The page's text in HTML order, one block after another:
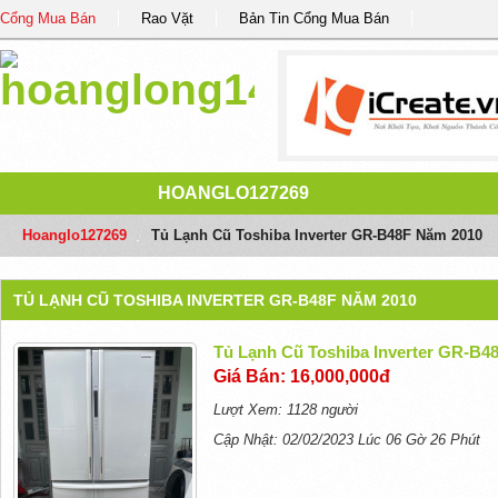
Cổng Mua Bán Rao Vặt Bản Tin Cổng Mua Bán
HOANGLO127269
Hoanglo127269 Tủ Lạnh Cũ Toshiba Inverter GR-B48F Năm 2010
TỦ LẠNH CŨ TOSHIBA INVERTER GR-B48F NĂM 2010
Tủ Lạnh Cũ Toshiba Inverter GR-
Giá Bán: 16,000,000đ
Lượt Xem: 1128 người
Cập Nhật: 02/02/2023 Lúc 06 Gờ 26 Phút